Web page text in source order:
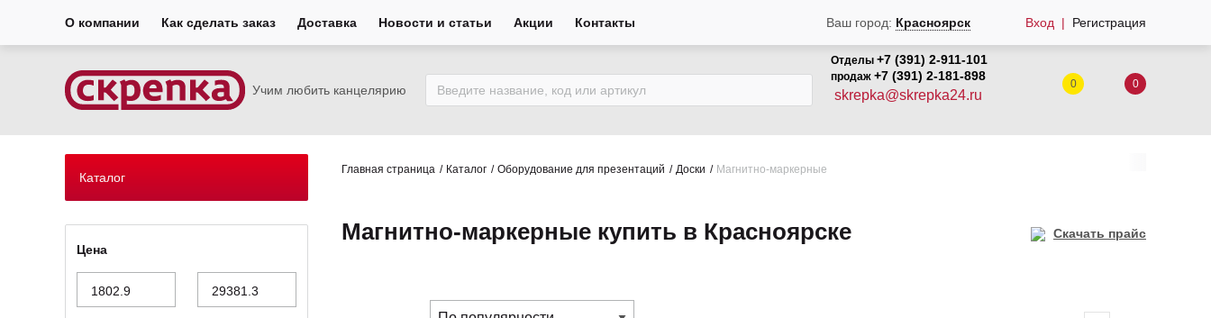
О компании Как сделать заказ Доставка Новости и статьи Акции Контакты Ваш город: Красноярск Вход Регистрация
Учим любить канцелярию
Отделы +7 (391) 2-911-101
продаж +7 (391) 2-181-898
skrepka@skrepka24.ru
0 0
Каталог
Цена
Главная страница Каталог Оборудование для презентаций Доски Магнитно-маркерные
Магнитно-маркерные купить в Красноярске Скачать прайс